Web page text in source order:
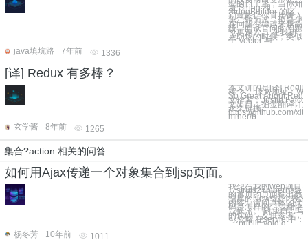
去的日子里，当你知
道 String 和
StringBuilder 的区
别就能让你直接进入
第二轮面试，但是现
在问题变得越来越高
级，面试官问的问题
也更深入。 在我初
入职场的时候，类似
于 Vector 与
java填坑路
7年前 1336
[译] Redux 有多棒？
本文讲的是[译]
棒？， 原文地址：
So Great About
文作者：Justin
文出自：掘金翻译计
永久链接：
https://github.com/
miner/b
玄学酱
8年前 1265
集合?action 相关的问答
如何用Ajax传递一个对象集合到jsp页面。
我想在我的web项目
（struts2+hibernate
的首页的页面输出数
据库的News这个表的
内容，请问具体的代
码是怎样的，我都快
点疯了。 附我自己写
的代码，及供参考，
可忽略 在servlet中：
``` public void g
杨冬芳
10年前 1011